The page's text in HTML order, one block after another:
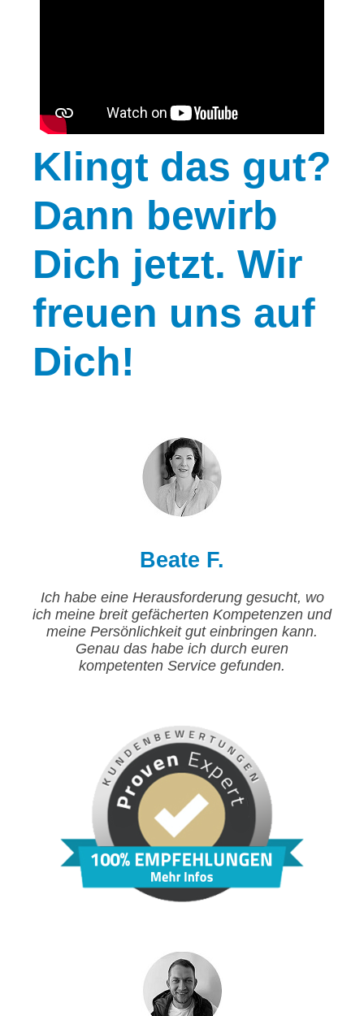
Klingt das gut?
Dann bewirb
Dich jetzt. Wir
freuen uns auf
Dich!
Beate F.
Ich habe eine Herausforderung gesucht, wo
ich meine breit gefächerten Kompetenzen und
meine Persönlichkeit gut einbringen kann.
Genau das habe ich durch euren
kompetenten Service gefunden.